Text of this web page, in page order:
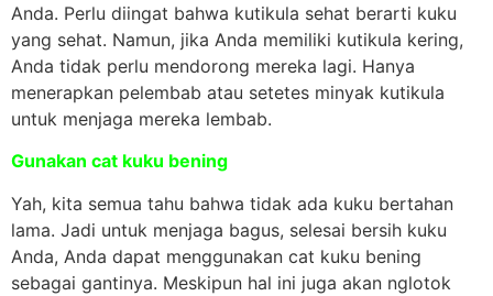
Anda. Perlu diingat bahwa kutikula sehat berarti kuku
yang sehat. Namun, jika Anda memiliki kutikula kering,
Anda tidak perlu mendorong mereka lagi. Hanya
menerapkan pelembab atau setetes minyak kutikula
untuk menjaga mereka lembab.
Gunakan cat kuku bening
Yah, kita semua tahu bahwa tidak ada kuku bertahan
lama. Jadi untuk menjaga bagus, selesai bersih kuku
Anda, Anda dapat menggunakan cat kuku bening
sebagai gantinya. Meskipun hal ini juga akan nglotok